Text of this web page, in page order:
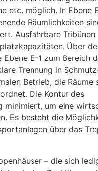
etc. möglich. In Ebene
Räumlichkeiten
Ausfahrbare Tribünen
Über
E-1 zum Bereich
Trennung in
Betrieb, die Räume
Die Kontur des
minimiert, um eine
Es besteht die
über das
– die sich